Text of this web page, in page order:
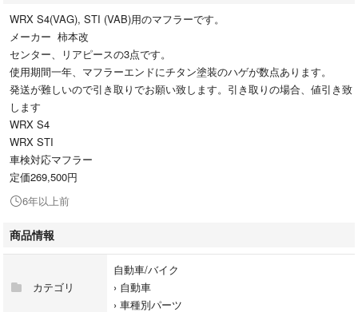
WRX S4(VAG), STI (VAB)用のマフラーです。
メーカー 柿本改
センター、リアピースの3点です。
使用期間一年、マフラーエンドにチタン塗装のハゲが数点あります。
発送が難しいので引き取りでお願い致します。引き取りの場合、値引き致
します
WRX S4
WRX STI
車検対応マフラー
定価269,500円
6年以上前
商品情報
カテゴリ
自動車/バイク
› 自動車
› 車種別パーツ